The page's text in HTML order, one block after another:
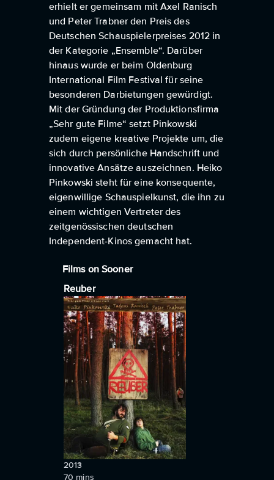
erhielt er gemeinsam mit Axel Ranisch
und Peter Trabner den Preis des
Deutschen Schauspielerpreises 2012 in
der Kategorie „Ensemble“. Darüber
hinaus wurde er beim Oldenburg
International Film Festival für seine
besonderen Darbietungen gewürdigt.
Mit der Gründung der Produktionsfirma
„Sehr gute Filme“ setzt Pinkowski
zudem eigene kreative Projekte um, die
sich durch persönliche Handschrift und
innovative Ansätze auszeichnen. Heiko
Pinkowski steht für eine konsequente,
eigenwillige Schauspielkunst, die ihn zu
einem wichtigen Vertreter des
zeitgenössischen deutschen
Independent-Kinos gemacht hat.
Films on Sooner
Reuber
2013
70 mins